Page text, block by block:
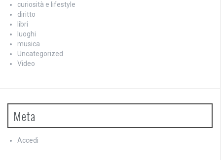
curiosità e lifestyle
diritto
libri
luoghi
musica
Uncategorized
Video
Meta
Accedi